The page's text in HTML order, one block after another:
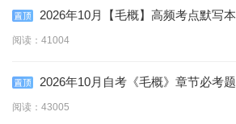
2026年10月【毛概】高频考点默写本
阅读：41004
2026年10月自考《毛概》章节必考题
阅读：43005